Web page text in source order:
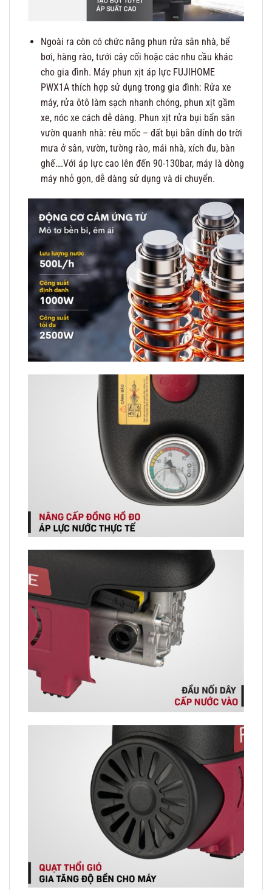
Ngoài ra còn có chức năng phun rửa sân nhà, bể
bơi, hàng rào, tưới cây cối hoặc các nhu cầu khác
cho gia đình. Máy phun xịt áp lực FUJIHOME
PWX1A thích hợp sử dụng trong gia đình: Rửa xe
máy, rửa ôtô làm sạch nhanh chóng, phun xịt gầm
xe, nóc xe cách dễ dàng. Phun xịt rửa bụi bẩn sân
vườn quanh nhà: rêu mốc – đất bụi bắn dính do trời
mưa ở sân, vườn, tường rào, mái nhà, xích đu, bàn
ghế….Với áp lực cao lên đến 90-130bar, máy là dòng
máy nhỏ gọn, dễ dàng sử dụng và di chuyển.